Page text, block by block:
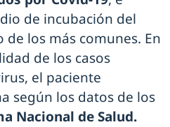
de incubación del
de los más comunes. En
de los casos
el paciente
según los datos de los
Nacional de Salud.